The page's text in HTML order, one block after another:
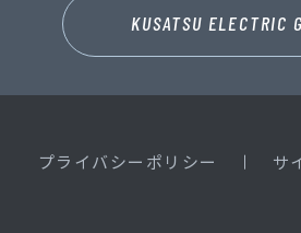
KUSATSU ELECTRIC
プライバシーポリシー サ